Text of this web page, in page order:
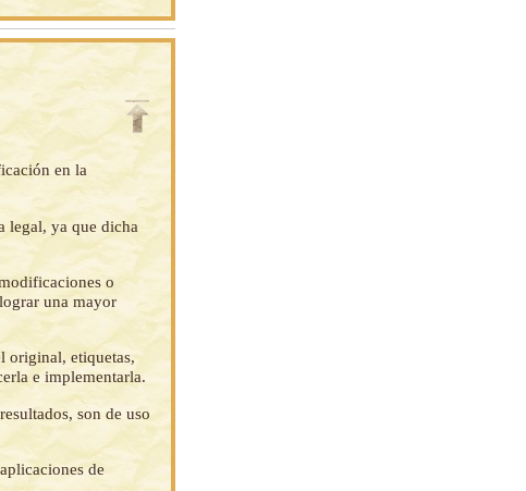
en la
legal, ya que dicha
o
una mayor
original, etiquetas,
e implementarla.
son de uso
de